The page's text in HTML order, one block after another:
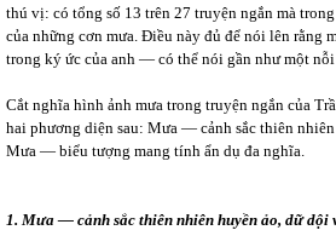
thú vị: có tổng số 13 trên 27 truyện ngắn mà
của những cơn mưa. Điều này đủ để nói lên rằng
trong ký ức của anh ― có thể nói gần như một nỗi
Cắt nghĩa hình ảnh mưa trong truyện ngắn của
hai phương diện sau: Mưa ― cảnh sắc thiên
Mưa ― biểu tượng mang tính ẩn dụ đa nghĩa.
1. Mưa — cảnh sắc thiên nhiên huyền ảo, dữ dội